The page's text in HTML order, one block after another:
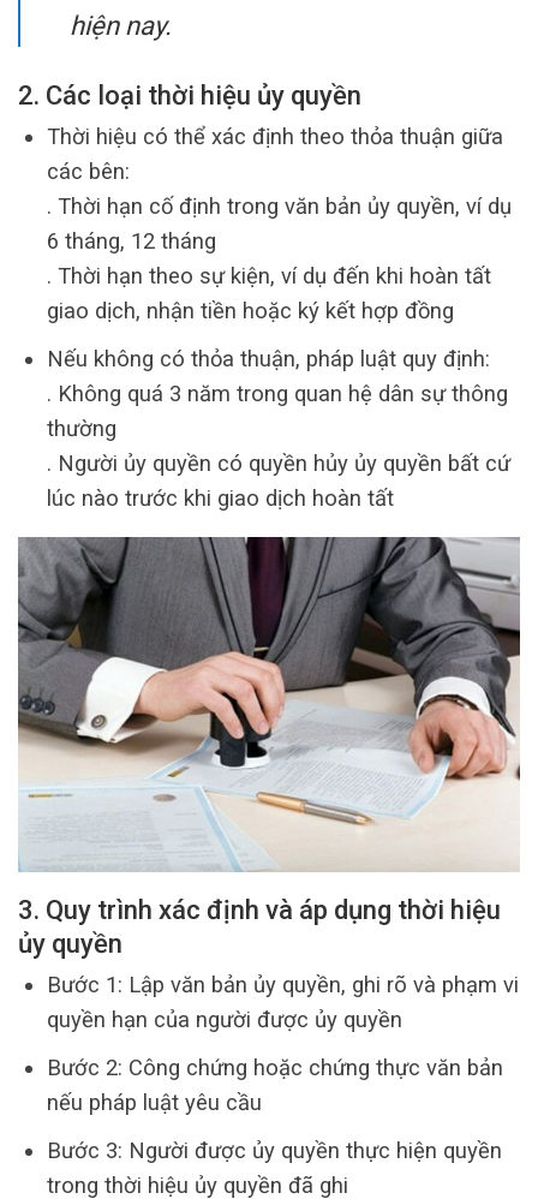
hiện nay.
2. Các loại thời hiệu ủy quyền
Thời hiệu có thể xác định theo thỏa thuận giữa
các bên:
. Thời hạn cố định trong văn bản ủy quyền, ví dụ
6 tháng, 12 tháng
. Thời hạn theo sự kiện, ví dụ đến khi hoàn tất
giao dịch, nhận tiền hoặc ký kết hợp đồng
Nếu không có thỏa thuận, pháp luật quy định:
. Không quá 3 năm trong quan hệ dân sự thông
thường
. Người ủy quyền có quyền hủy ủy quyền bất cứ
lúc nào trước khi giao dịch hoàn tất
3. Quy trình xác định và áp dụng thời hiệu
ủy quyền
Bước 1: Lập văn bản ủy quyền, ghi rõ và phạm vi
quyền hạn của người được ủy quyền
Bước 2: Công chứng hoặc chứng thực văn bản
nếu pháp luật yêu cầu
Bước 3: Người được ủy quyền thực hiện quyền
trong thời hiệu ủy quyền đã ghi